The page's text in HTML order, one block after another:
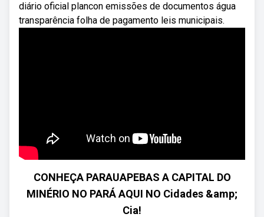
diário oficial plancon emissões de documentos água
transparência folha de pagamento leis municipais.
CONHEÇA PARAUAPEBAS A CAPITAL DO
MINÉRIO NO PARÁ AQUI NO Cidades &amp;
Cia!